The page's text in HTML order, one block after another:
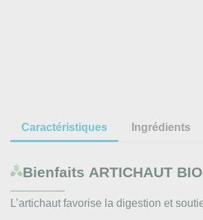
Caractéristiques Ingrédients
Bienfaits ARTICHAUT
L’artichaut favorise la digestion et